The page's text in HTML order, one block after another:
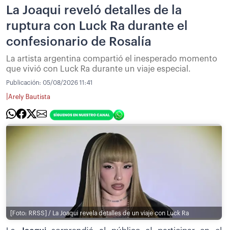
La Joaqui reveló detalles de la
ruptura con Luck Ra durante el
confesionario de Rosalía
La artista argentina compartió el inesperado momento
que vivió con Luck Ra durante un viaje especial.
Publicación: 05/08/2026 11:41
Arely Bautista
[Foto: RRSS] / La Joaqui revela detalles de un viaje con Luck Ra